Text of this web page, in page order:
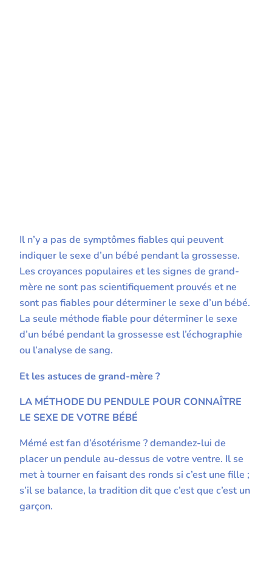
Il n’y a pas de symptômes fiables qui peuvent
indiquer le sexe d’un bébé pendant la grossesse.
Les croyances populaires et les signes de grand-
mère ne sont pas scientifiquement prouvés et ne
sont pas fiables pour déterminer le sexe d’un bébé.
La seule méthode fiable pour déterminer le sexe
d’un bébé pendant la grossesse est l’échographie
ou l’analyse de sang.
Et les astuces de grand-mère ?
LA MÉTHODE DU PENDULE POUR CONNAÎTRE
LE SEXE DE VOTRE BÉBÉ
Mémé est fan d’ésotérisme ? demandez-lui de
placer un pendule au-dessus de votre ventre. Il se
met à tourner en faisant des ronds si c’est une fille ;
s’il se balance, la tradition dit que c’est que c’est un
garçon.